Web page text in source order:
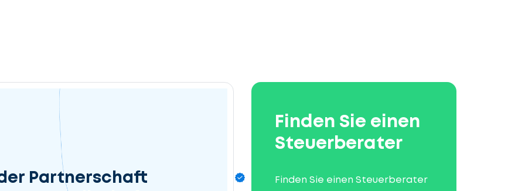
Partnerschaft
Finden Sie einen
Steuerberater
Finden Sie einen Steuerberater